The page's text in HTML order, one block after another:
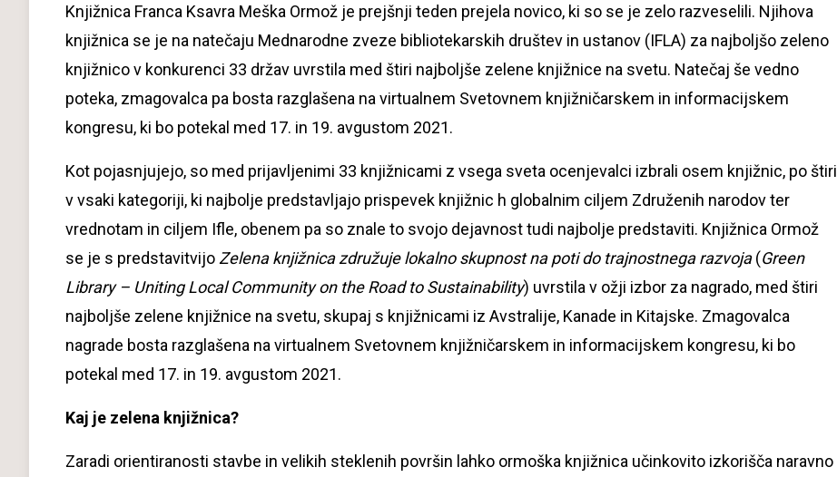
Knjižnica Franca Ksavra Meška Ormož je prejšnji teden prejela novico, ki so se je zelo razveselili. Njihova
knjižnica se je na natečaju Mednarodne zveze bibliotekarskih društev in ustanov (IFLA) za najboljšo zeleno
knjižnico v konkurenci 33 držav uvrstila med štiri najboljše zelene knjižnice na svetu. Natečaj še vedno
poteka, zmagovalca pa bosta razglašena na virtualnem Svetovnem knjižničarskem in informacijskem
kongresu, ki bo potekal med 17. in 19. avgustom 2021.
Kot pojasnjujejo, so med prijavljenimi 33 knjižnicami z vsega sveta ocenjevalci izbrali osem knjižnic, po štiri
v vsaki kategoriji, ki najbolje predstavljajo prispevek knjižnic h globalnim ciljem Združenih narodov ter
vrednotam in ciljem Ifle, obenem pa so znale to svojo dejavnost tudi najbolje predstaviti. Knjižnica Ormož
se je s predstavitvijo Zelena knjižnica združuje lokalno skupnost na poti do trajnostnega razvoja(Green
Library – Uniting Local Community on the Road to Sustainability) uvrstila v ožji izbor za nagrado, med štiri
najboljše zelene knjižnice na svetu, skupaj s knjižnicami iz Avstralije, Kanade in Kitajske. Zmagovalca
nagrade bosta razglašena na virtualnem Svetovnem knjižničarskem in informacijskem kongresu, ki bo
potekal med 17. in 19. avgustom 2021.
Kaj je zelena knjižnica?
Zaradi orientiranosti stavbe in velikih steklenih površin lahko ormoška knjižnica učinkovito izkorišča naravno